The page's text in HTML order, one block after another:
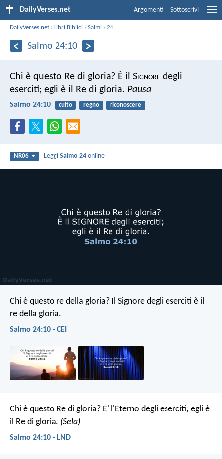
DailyVerses.net Argomenti Sottoscrivi
DailyVerses.net ›Libri Biblici ›Salmi ›24
Salmo 24:10
Chi è questo Re di gloria? È il Signore degli
eserciti; egli è il Re di gloria. Pausa
Salmo 24:10 culto regno riconoscere
NR06 LeggiSalmo 24 online
Chi è questo re della gloria? Il Signore degli eserciti è il
re della gloria.
Salmo 24:10 - CEI
Chi è questo Re di gloria? E' l'Eterno degli eserciti; egli è
il Re di gloria. (Sela)
Salmo 24:10 - LND